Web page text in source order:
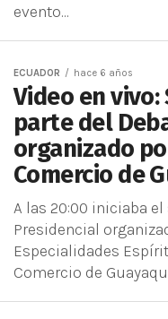
evento...
ECUADOR hace 6 años
Video en
parte del
organizado
Comercio de
A las 20:00 iniciaba
Presidencial
Especialidades
Comercio de